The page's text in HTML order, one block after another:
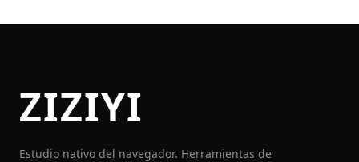
ZIZIYI
Estudio nativo del navegador. Herramientas de